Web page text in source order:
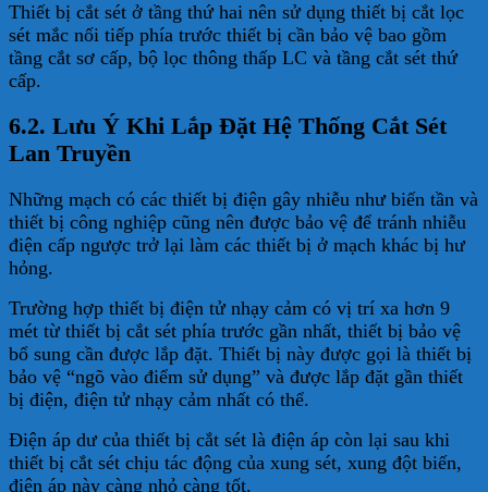
Thiết bị cắt sét ở tầng thứ hai nên sử dụng thiết bị cắt lọc
sét mắc nối tiếp phía trước thiết bị cần bảo vệ bao gồm
tầng cắt sơ cấp, bộ lọc thông thấp LC và tầng cắt sét thứ
cấp.
6.2. Lưu Ý Khi Lắp Đặt Hệ Thống Cắt Sét
Lan Truyền
Những mạch có các thiết bị điện gây nhiễu như biến tần và
thiết bị công nghiệp cũng nên được bảo vệ để tránh nhiễu
điện cấp ngược trở lại làm các thiết bị ở mạch khác bị hư
hỏng.
Trường hợp thiết bị điện tử nhạy cảm có vị trí xa hơn 9
mét từ thiết bị cắt sét phía trước gần nhất, thiết bị bảo vệ
bổ sung cần được lắp đặt. Thiết bị này được gọi là thiết bị
bảo vệ “ngõ vào điểm sử dụng” và được lắp đặt gần thiết
bị điện, điện tử nhạy cảm nhất có thể.
Điện áp dư của thiết bị cắt sét là điện áp còn lại sau khi
thiết bị cắt sét chịu tác động của xung sét, xung đột biến,
điện áp này càng nhỏ càng tốt.